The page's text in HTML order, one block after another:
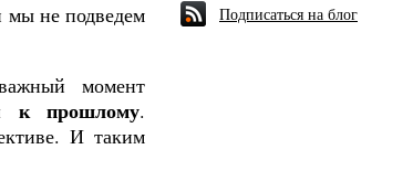
мы не подведем
момент
к прошлому.
.И таким
Подписаться на блог